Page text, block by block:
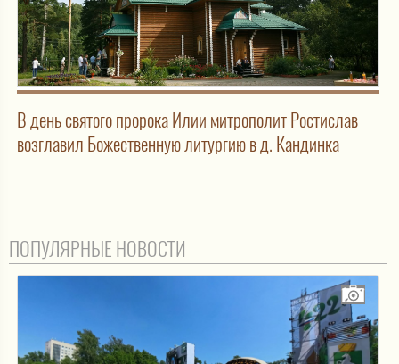
В день святого пророка Илии митрополит Ростислав
возглавил Божественную литургию в д. Кандинка
ПОПУЛЯРНЫЕ НОВОСТИ